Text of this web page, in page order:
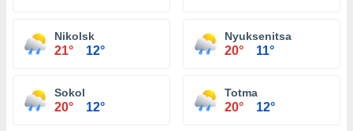
Nikolsk
21° 12°
Nyuksenitsa
20° 11°
Sokol
20° 12°
Totma
20° 12°